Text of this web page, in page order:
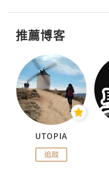
推薦博客
UTOPIA
追蹤